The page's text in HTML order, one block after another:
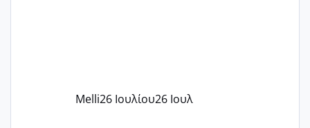
Εγώ πήγα σε έναν ιδιωτικό παιδικό στ
Melli26 Ιουλίου26 Ιουλ